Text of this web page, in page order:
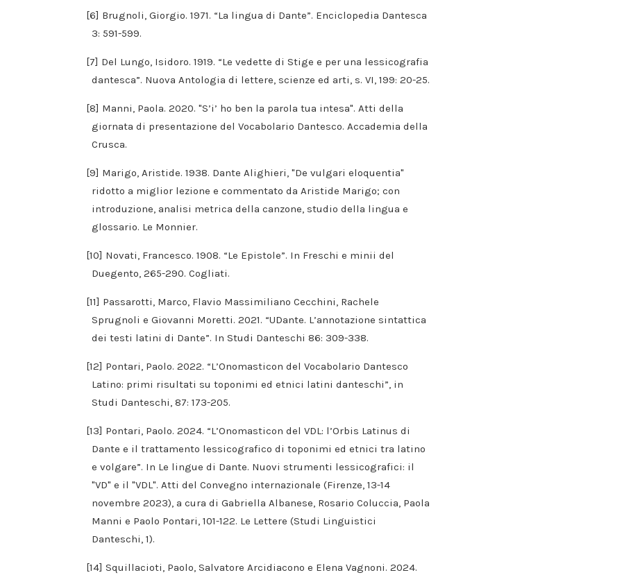
[6] Brugnoli, Giorgio. 1971. “La lingua di Dante”. Enciclopedia Dantesca
3: 591-599.
[7] Del Lungo, Isidoro. 1919. “Le vedette di Stige e per una lessicografia
dantesca”. Nuova Antologia di lettere, scienze ed arti, s. VI, 199: 20-25.
[8] Manni, Paola. 2020. "S’i’ ho ben la parola tua intesa". Atti della
giornata di presentazione del Vocabolario Dantesco. Accademia della
Crusca.
[9] Marigo, Aristide. 1938. Dante Alighieri, "De vulgari eloquentia"
ridotto a miglior lezione e commentato da Aristide Marigo; con
introduzione, analisi metrica della canzone, studio della lingua e
glossario. Le Monnier.
[10] Novati, Francesco. 1908. “Le Epistole”. In Freschi e minii del
Duegento, 265-290. Cogliati.
[11] Passarotti, Marco, Flavio Massimiliano Cecchini, Rachele
Sprugnoli e Giovanni Moretti. 2021. “UDante. L’annotazione sintattica
dei testi latini di Dante”. In Studi Danteschi 86: 309-338.
[12] Pontari, Paolo. 2022. “L’Onomasticon del Vocabolario Dantesco
Latino: primi risultati su toponimi ed etnici latini danteschi”, in
Studi Danteschi, 87: 173-205.
[13] Pontari, Paolo. 2024. “L’Onomasticon del VDL: l’Orbis Latinus di
Dante e il trattamento lessicografico di toponimi ed etnici tra latino
e volgare”. In Le lingue di Dante. Nuovi strumenti lessicografici: il
"VD" e il "VDL". Atti del Convegno internazionale (Firenze, 13-14
novembre 2023), a cura di Gabriella Albanese, Rosario Coluccia, Paola
Manni e Paolo Pontari, 101-122. Le Lettere (Studi Linguistici
Danteschi, 1).
[14] Squillacioti, Paolo, Salvatore Arcidiacono e Elena Vagnoni. 2024.